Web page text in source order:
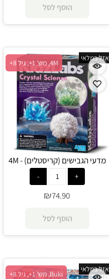
הוסף לסל
4M, מש' 1+, גיל 8+
אזל במלאי
מדעי הגבישים (קריסטלים) - 4M
₪74.90
הוסף לסל
Buki, מש' 1+, גיל 8+
אזל במלאי